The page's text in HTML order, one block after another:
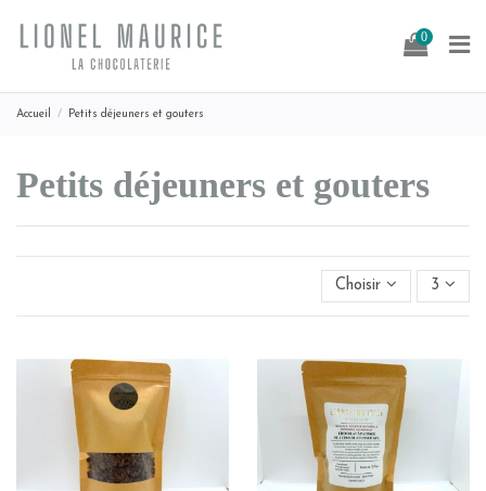
0
Accueil Petits déjeuners et gouters
Petits déjeuners et gouters
Choisir 3